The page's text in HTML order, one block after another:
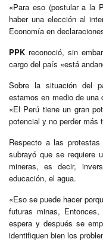
«Para eso (postular a la
haber una elección al
Economía en
PPK reconoció, sin
cargo del país «está
Sobre la situación del
estamos en medio de
«El Perú tiene un gran
potencial y no perder más
Respecto a las
subrayó que se requiere
mineras, es decir,
educación, el agua.
«Eso se puede hacer
futuras minas,
espera y después se
identifiquen bien los